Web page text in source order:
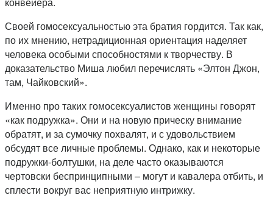
Своей гомосексуальностью эта братия гордится. Так как,
по их мнению, нетрадиционная ориентация наделяет
человека особыми способностями к творчеству. В
доказательство Миша любил перечислять «Элтон Джон,
там, Чайковский».
Именно про таких гомосексуалистов женщины говорят
«как подружка». Они и на новую прическу внимание
обратят, и за сумочку похвалят, и с удовольствием
обсудят все личные проблемы. Однако, как и некоторые
подружки-болтушки, на деле часто оказываются
чертовски беспринципными – могут и кавалера отбить, и
сплести вокруг вас неприятную интрижку.